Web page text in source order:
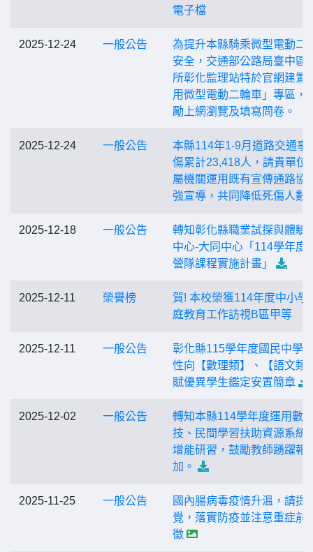
電子檔
2025-12-24 一般公告
為提升本縣騎乘微型電動二
安全，交通部公路局臺中區
所彰化監理站特於官網建置
用微型電動二輪車」專區，
勵上網瀏覽及填寫問卷。
2025-12-24 一般公告
本縣114年1-9月道路交通事
傷累計23,418人，請貴單位
屬機關運用既有宣傳通路協
強宣導，共同降低死傷人數
2025-12-18 一般公告
轉知彰化縣職業試探與體驗
中心-大同中心「114學年度
營隊課程實施計畫」
2025-12-11 榮譽榜
賀! 本校榮獲114年度中小學
庭教育工作訪視B區甲等
2025-12-11 一般公告
彰化縣115學年度國民中學
性向【數理類】、【語文類
賦優異學生鑑定安置簡章
2025-12-02 一般公告
轉知本縣114學年度運用數
技、民間學習扶助資源系統
增能研習，鼓勵教師踴躍報
加。
2025-11-25 一般公告
國內腸病毒疫情升溫，請提
覺，落實防疫並注意重症前
徵